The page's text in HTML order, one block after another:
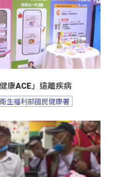
康ACE」遠離疾病
衛生福利部國民健康署